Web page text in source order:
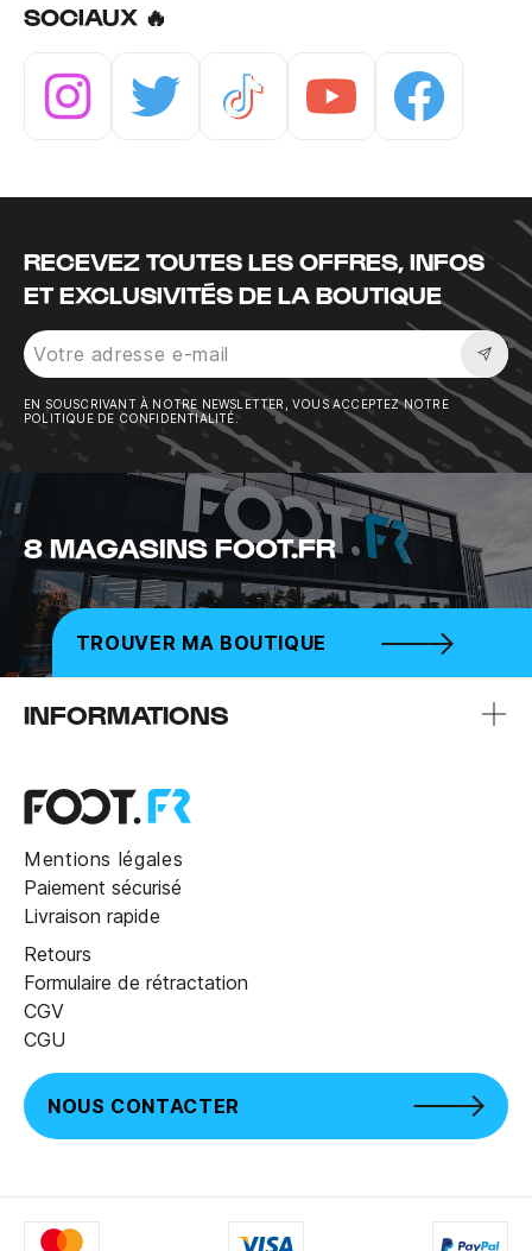
SOCIAUX 🔥
RECEVEZ TOUTES LES OFFRES, INFOS
ET EXCLUSIVITÉS DE LA BOUTIQUE
EN SOUSCRIVANT À NOTRE NEWSLETTER, VOUS ACCEPTEZ NOTRE
POLITIQUE DE CONFIDENTIALITÉ.
8 MAGASINS FOOT.FR
TROUVER MA BOUTIQUE
INFORMATIONS
Mentions légales
Paiement sécurisé
Livraison rapide
Retours
Formulaire de rétractation
CGV
CGU
NOUS CONTACTER